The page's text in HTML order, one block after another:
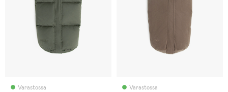
Varastossa Varastossa